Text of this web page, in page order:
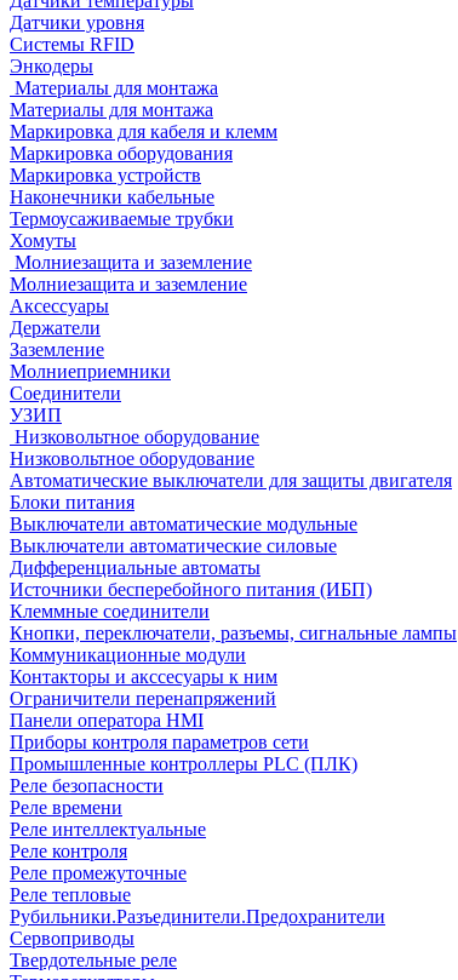
Датчики уровня
Системы RFID
Энкодеры
Материалы для монтажа
Материалы для монтажа
Маркировка для кабеля и клемм
Маркировка оборудования
Маркировка устройств
Наконечники кабельные
Термоусаживаемые трубки
Хомуты
Молниезащита и заземление
Молниезащита и заземление
Аксессуары
Держатели
Заземление
Молниеприемники
Соединители
УЗИП
Низковольтное оборудование
Низковольтное оборудование
Автоматические выключатели для защиты двигателя
Блоки питания
Выключатели автоматические модульные
Выключатели автоматические силовые
Дифференциальные автоматы
Источники бесперебойного питания (ИБП)
Клеммные соединители
Кнопки, переключатели, разъемы, сигнальные лампы
Коммуникационные модули
Контакторы и акссесуары к ним
Ограничители перенапряжений
Панели оператора HMI
Приборы контроля параметров сети
Промышленные контроллеры PLC (ПЛК)
Реле безопасности
Реле времени
Реле интеллектуальные
Реле контроля
Реле промежуточные
Реле тепловые
Рубильники.Разъединители.Предохранители
Сервоприводы
Твердотельные реле